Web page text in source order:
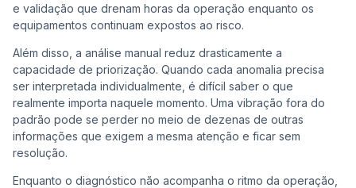
e validação que drenam horas da operação enquanto os
equipamentos continuam expostos ao risco.
Além disso, a análise manual reduz drasticamente a
capacidade de priorização. Quando cada anomalia precisa
ser interpretada individualmente, é difícil saber o que
realmente importa naquele momento. Uma vibração fora do
padrão pode se perder no meio de dezenas de outras
informações que exigem a mesma atenção e ficar sem
resolução.
Enquanto o diagnóstico não acompanha o ritmo da operação,